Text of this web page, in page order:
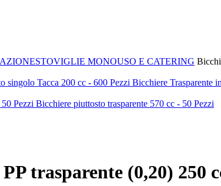
STOVIGLIE MONOUSO E CATERING
Bicchiere Trasparente
Bicchiere piuttosto trasparente 570 cc - 50 Pezzi
trasparente (0,20) 250